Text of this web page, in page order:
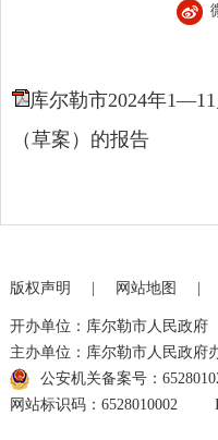
库尔勒市2024年
（草案）的报告
版权声明 | 网站地图 |
开办单位：库尔勒市人民政府
主办单位：库尔勒市人民政府
公安机关备案号：
网站标识码：6528010002